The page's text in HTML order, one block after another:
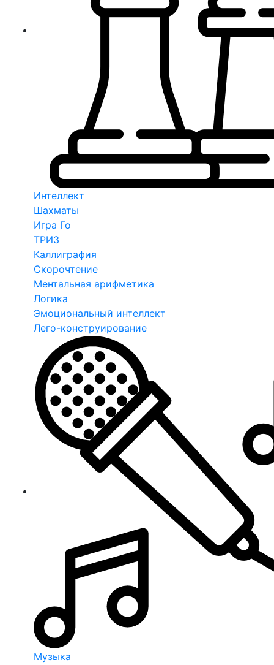
Интеллект
Шахматы
Игра Го
ТРИЗ
Каллиграфия
Скорочтение
Ментальная арифметика
Логика
Эмоциональный интеллект
Лего-конструирование
Музыка